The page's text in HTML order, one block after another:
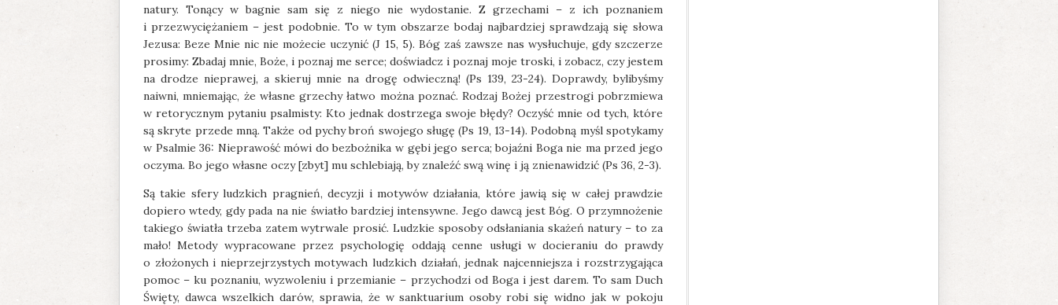
natury. Tonący w bagnie sam się z niego nie wydostanie. Z grzechami – z ich poznaniem
i przezwyciężaniem – jest podobnie. To w tym obszarze bodaj najbardziej sprawdzają się słowa
Jezusa: Beze Mnie nic nie możecie uczynić (J 15, 5). Bóg zaś zawsze nas wysłuchuje, gdy szczerze
prosimy: Zbadaj mnie, Boże, i poznaj me serce; doświadcz i poznaj moje troski, i zobacz, czy jestem
na drodze nieprawej, a skieruj mnie na drogę odwieczną! (Ps 139, 23-24). Doprawdy, bylibyśmy
naiwni, mniemając, że własne grzechy łatwo można poznać. Rodzaj Bożej przestrogi pobrzmiewa
w retorycznym pytaniu psalmisty: Kto jednak dostrzega swoje błędy? Oczyść mnie od tych, które
są skryte przede mną. Także od pychy broń swojego sługę (Ps 19, 13-14). Podobną myśl spotykamy
w Psalmie 36: Nieprawość mówi do bezbożnika w gębi jego serca; bojaźni Boga nie ma przed jego
oczyma. Bo jego własne oczy [zbyt] mu schlebiają, by znaleźć swą winę i ją znienawidzić (Ps 36, 2-3).
Są takie sfery ludzkich pragnień, decyzji i motywów działania, które jawią się w całej prawdzie
dopiero wtedy, gdy pada na nie światło bardziej intensywne. Jego dawcą jest Bóg. O przymnożenie
takiego światła trzeba zatem wytrwale prosić. Ludzkie sposoby odsłaniania skażeń natury – to za
mało! Metody wypracowane przez psychologię oddają cenne usługi w docieraniu do prawdy
o złożonych i nieprzejrzystych motywach ludzkich działań, jednak najcenniejsza i rozstrzygająca
pomoc – ku poznaniu, wyzwoleniu i przemianie – przychodzi od Boga i jest darem. To sam Duch
Święty, dawca wszelkich darów, sprawia, że w sanktuarium osoby robi się widno jak w pokoju